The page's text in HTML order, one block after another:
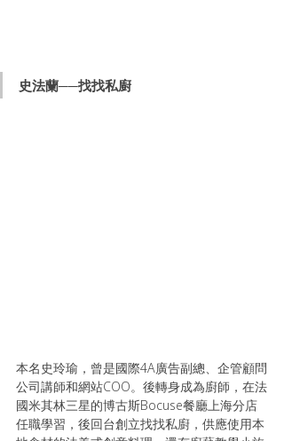
史法蘭──找找私廚
本名史玲瑜，曾是國際4A廣告副總、企管顧問
公司講師和網站COO。後轉身成為廚師，在法
國米其林三星的博古斯Bocuse餐廳上海分店
任職學習，後回台創立找找私廚，供應使用本